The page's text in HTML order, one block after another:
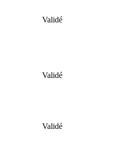
Validé
Validé
Validé